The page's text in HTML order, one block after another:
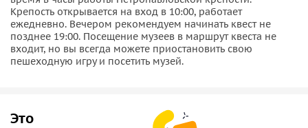
Поучаствовав в главном ритуале города мы сможем
почувствовать живую связь времен, а также сделать самые
восхитительные селфи.
Крепость открывается на вход в 10:00, работает
ежедневно. Вечером рекомендуем начинать квест не
позднее 19:00. Посещение музеев в маршрут квеста не
входит, но вы всегда можете приостановить свою
пешеходную игру и посетить музей.
Это